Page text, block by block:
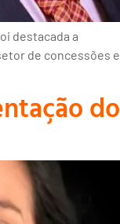
destacada a
de concessões e
do